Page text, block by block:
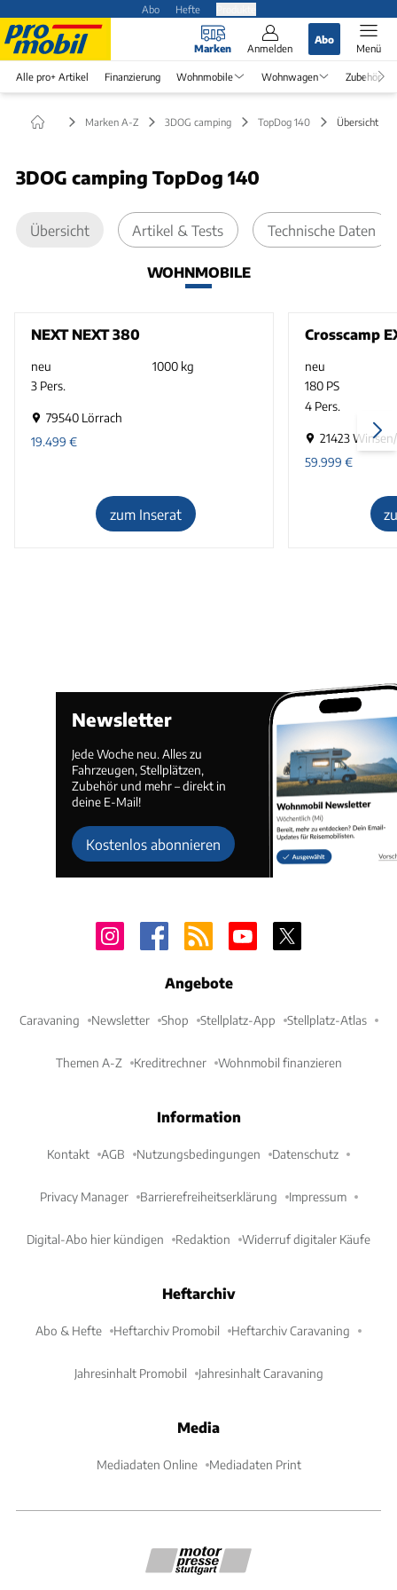
Abo Hefte
Marken Anmelden
Abo
Menü
Alle pro+ Artikel Finanzierung Wohnmobile Wohnwagen Zubehör
Marken A-Z 3DOG camping TopDog 140 Übersicht
3DOG camping TopDog 140
Übersicht Artikel & Tests Technische Daten
WOHNMOBILE
NEXT NEXT 380
neu
1000 kg
3 Pers.
79540 Lörrach
19.499 €
zum Inserat
Crosscamp
neu
180 PS
4 Pers.
21423
59.999 €
Newsletter
Jede Woche neu. Alles zu
Fahrzeugen, Stellplätzen,
Zubehör und mehr – direkt in
deine E-Mail!
Kostenlos abonnieren
Angebote
Caravaning Newsletter Shop Stellplatz-App Stellplatz-Atlas
Themen A-Z Kreditrechner Wohnmobil finanzieren
Information
Kontakt AGB Nutzungsbedingungen Datenschutz
Privacy Manager Barrierefreiheitserklärung Impressum
Digital-Abo hier kündigen Redaktion Widerruf digitaler Käufe
Heftarchiv
Abo & Hefte Heftarchiv Promobil Heftarchiv Caravaning
Jahresinhalt Promobil Jahresinhalt Caravaning
Media
Mediadaten Online Mediadaten Print